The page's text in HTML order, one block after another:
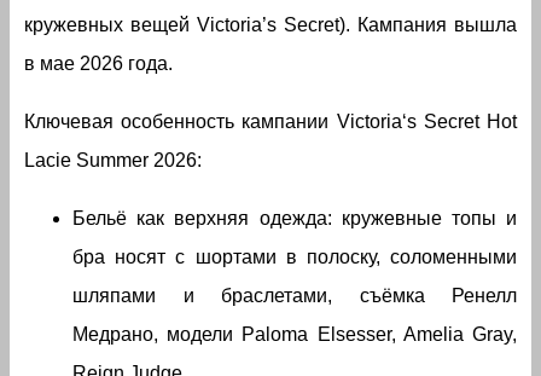
кружевных вещей Victoria’s Secret). Кампания вышла
в мае 2026 года.
Ключевая особенность кампании Victoria‘s Secret Hot
Lacie Summer 2026:
Бельё как верхняя одежда: кружевные топы и
бра носят с шортами в полоску, соломенными
шляпами и браслетами, съёмка Ренелл
Медрано, модели Paloma Elsesser, Amelia Gray,